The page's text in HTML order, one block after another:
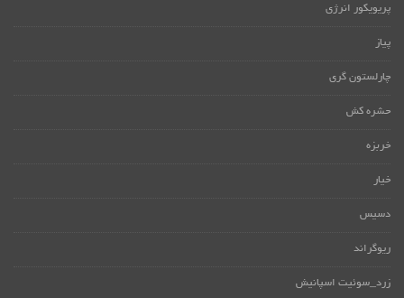
پریویکور انرژی
پیاز
چارلستون گری
حشره کش
خربزه
خیار
دسیس
ریوگراند
زرد_سوئیت اسپانیش